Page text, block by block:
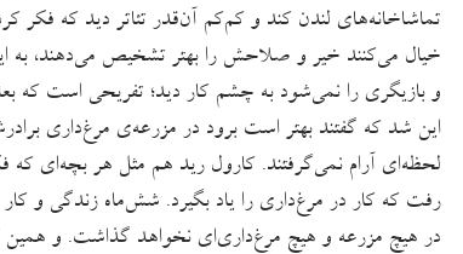
تماشاخانه‌های لندن کند و کم‌کم آن‌قدر تئاتر دید که فکر
خیال می‌کنند خیر و صلاحش را بهتر تشخیص می‌دهند، به
و بازیگری را نمی‌شود به چشم کار دید؛ تفریحی است که
این شد که گفتند بهتر است برود در مزرعه‌ی مرغ‌داری
لحظه‌ای آرام نمی‌گرفتند. کارول رید هم مثل هر بچه‌ای
رفت که کار در مرغ‌داری را یاد بگیرد. شش‌ماه زندگی و
در هیچ مزرعه و هیچ مرغ‌داری‌ای نخواهد گذاشت. و همین